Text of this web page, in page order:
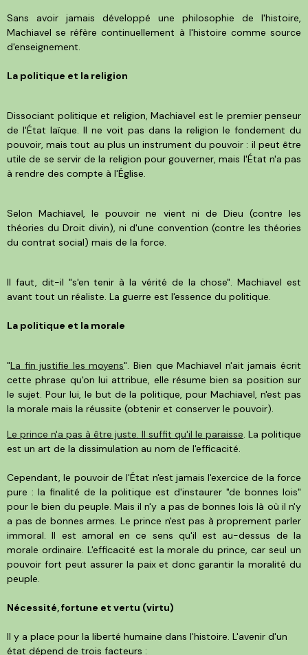
Sans avoir jamais développé une philosophie de l'histoire,
Machiavel se réfère continuellement à l'histoire comme source
d'enseignement.
La politique et la religion
Dissociant politique et religion, Machiavel est le premier penseur
de l'État laïque. Il ne voit pas dans la religion le fondement du
pouvoir, mais tout au plus un instrument du pouvoir : il peut être
utile de se servir de la religion pour gouverner, mais l'État n'a pas
à rendre des compte à l'Église.
Selon Machiavel, le pouvoir ne vient ni de Dieu (contre les
théories du Droit divin), ni d'une convention (contre les théories
du contrat social) mais de la force.
Il faut, dit-il "s'en tenir à la vérité de la chose". Machiavel est
avant tout un réaliste. La guerre est l'essence du politique.
La politique et la morale
"La fin justifie les moyens". Bien que Machiavel n'ait jamais écrit
cette phrase qu'on lui attribue, elle résume bien sa position sur
le sujet. Pour lui, le but de la politique, pour Machiavel, n'est pas
la morale mais la réussite (obtenir et conserver le pouvoir).
Le prince n'a pas à être juste. Il suffit qu'il le paraisse . La politique
est un art de la dissimulation au nom de l'efficacité.
Cependant, le pouvoir de l'État n'est jamais l'exercice de la force
pure : la finalité de la politique est d'instaurer "de bonnes lois"
pour le bien du peuple. Mais il n'y a pas de bonnes lois là où il n'y
a pas de bonnes armes. Le prince n'est pas à proprement parler
immoral. Il est amoral en ce sens qu'il est au-dessus de la
morale ordinaire. L'efficacité est la morale du prince, car seul un
pouvoir fort peut assurer la paix et donc garantir la moralité du
peuple.
Nécessité, fortune et vertu (virtu)
Il y a place pour la liberté humaine dans l'histoire. L'avenir d'un
état dépend de trois facteurs :